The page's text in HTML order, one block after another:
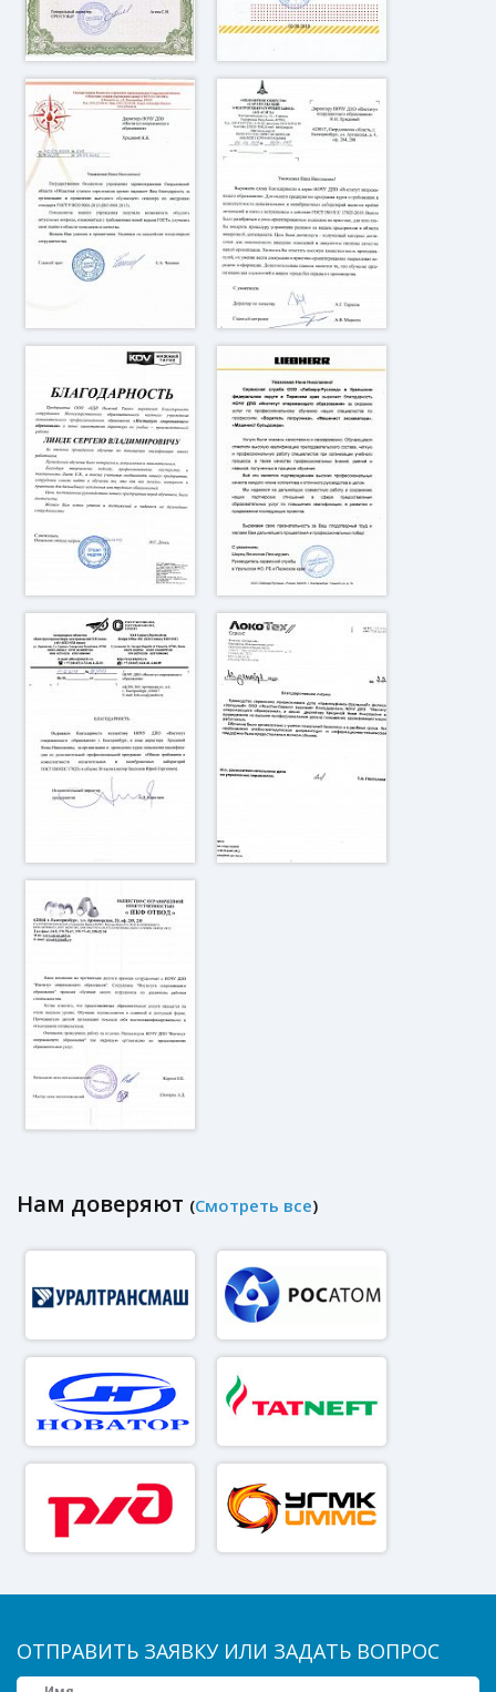
Нам доверяют (Смотреть все)
ОТПРАВИТЬ ЗАЯВКУ ИЛИ ЗАДАТЬ ВОПРОС